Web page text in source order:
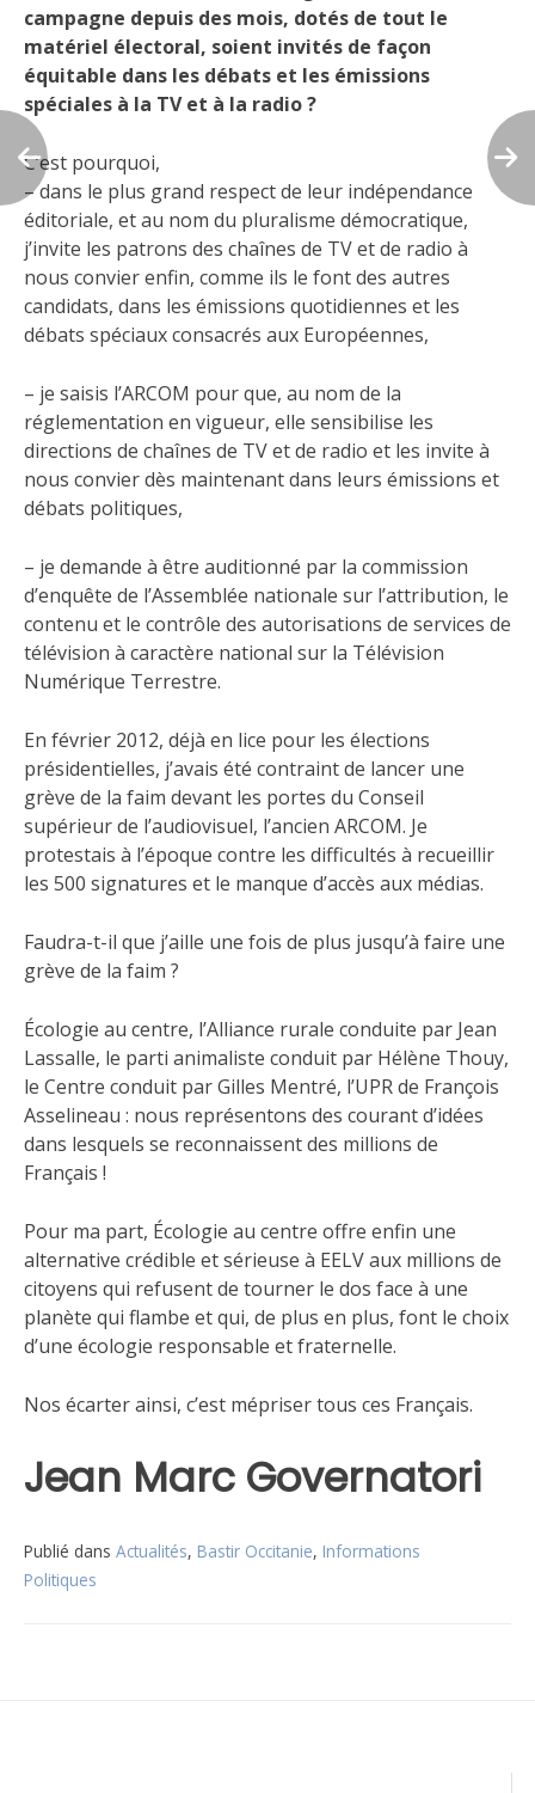
campagne depuis des mois, dotés de tout le
matériel électoral, soient invités de façon
équitable dans les débats et les émissions
spéciales à la TV et à la radio ?
C’est pourquoi,
– dans le plus grand respect de leur indépendance
éditoriale, et au nom du pluralisme démocratique,
j’invite les patrons des chaînes de TV et de radio à
nous convier enfin, comme ils le font des autres
candidats, dans les émissions quotidiennes et les
débats spéciaux consacrés aux Européennes,
– je saisis l’ARCOM pour que, au nom de la
réglementation en vigueur, elle sensibilise les
directions de chaînes de TV et de radio et les invite à
nous convier dès maintenant dans leurs émissions et
débats politiques,
– je demande à être auditionné par la commission
d’enquête de l’Assemblée nationale sur l’attribution, le
contenu et le contrôle des autorisations de services de
télévision à caractère national sur la Télévision
Numérique Terrestre.
En février 2012, déjà en lice pour les élections
présidentielles, j’avais été contraint de lancer une
grève de la faim devant les portes du Conseil
supérieur de l’audiovisuel, l’ancien ARCOM. Je
protestais à l’époque contre les difficultés à recueillir
les 500 signatures et le manque d’accès aux médias.
Faudra-t-il que j’aille une fois de plus jusqu’à faire une
grève de la faim ?
Écologie au centre, l’Alliance rurale conduite par Jean
Lassalle, le parti animaliste conduit par Hélène Thouy,
le Centre conduit par Gilles Mentré, l’UPR de François
Asselineau : nous représentons des courant d’idées
dans lesquels se reconnaissent des millions de
Français !
Pour ma part, Écologie au centre offre enfin une
alternative crédible et sérieuse à EELV aux millions de
citoyens qui refusent de tourner le dos face à une
planète qui flambe et qui, de plus en plus, font le choix
d’une écologie responsable et fraternelle.
Nos écarter ainsi, c’est mépriser tous ces Français.
Jean Marc Governatori
Publié dans Actualités, Bastir Occitanie, Informations
Politiques